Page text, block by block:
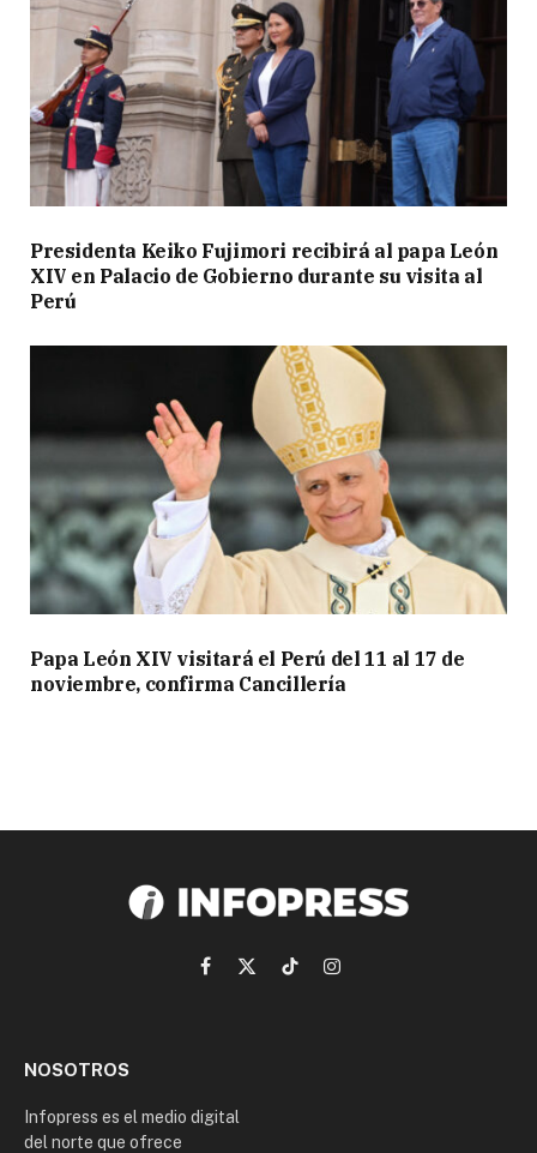
Presidenta Keiko Fujimori recibirá al papa León
XIV en Palacio de Gobierno durante su visita al
Perú
Papa León XIV visitará el Perú del 11 al 17 de
noviembre, confirma Cancillería
Facebook
X
TikTokInstagram
NOSOTROS
Infopress es el medio digital
del norte que ofrece